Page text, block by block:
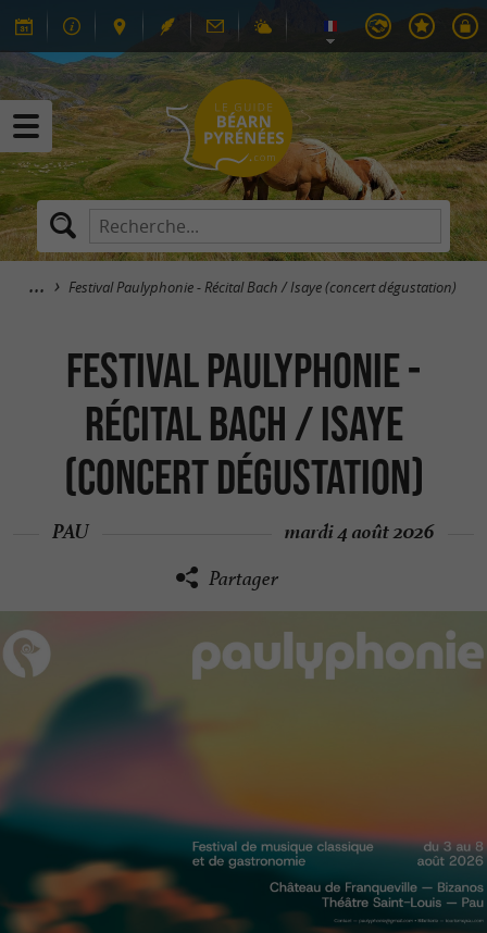
Festival Paulyphonie - Récital Bach / Isaye (concert dégustation)
Festival Paulyphonie -
Récital Bach / Isaye
(concert dégustation)
PAU mardi 4 août 2026
Partager